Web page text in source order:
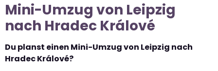
Mini-Umzug von Leipzig
nach Hradec Králové
Du planst einen Mini-Umzug von Leipzig nach
Hradec Králové?